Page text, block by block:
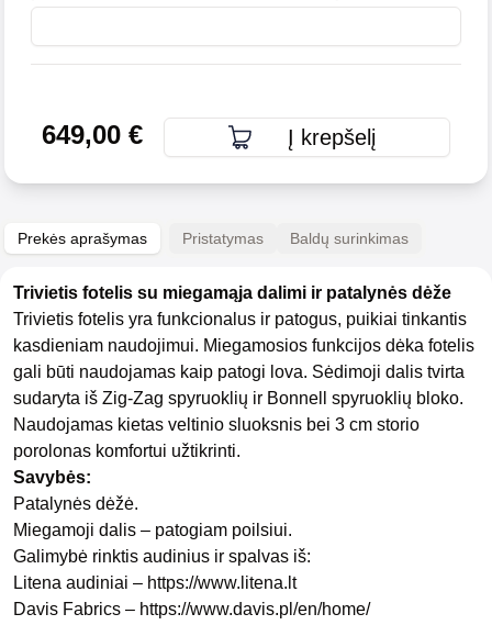
649,00€ Į krepšelį
Prekės aprašymas Pristatymas Baldų surinkimas
Trivietis fotelis su miegamąja dalimi ir patalynės dėže
Trivietis fotelis yra funkcionalus ir patogus, puikiai tinkantis
kasdieniam naudojimui. Miegamosios funkcijos dėka fotelis
gali būti naudojamas kaip patogi lova. Sėdimoji dalis tvirta
sudaryta iš Zig-Zag spyruoklių ir Bonnell spyruoklių bloko.
Naudojamas kietas veltinio sluoksnis bei 3 cm storio
porolonas komfortui užtikrinti.
Savybės:
Patalynės dėžė.
Miegamoji dalis – patogiam poilsiui.
Galimybė rinktis audinius ir spalvas iš:
Litena audiniai – https://www.litena.lt
Davis Fabrics – https://www.davis.pl/en/home/